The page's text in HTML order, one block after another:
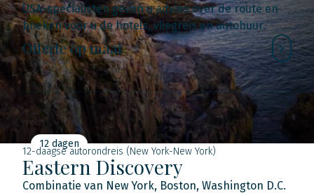
USA-specialisten geven u advies over de route en
boeken voor u de hotels, vliegreis en autohuur.
Offerte op maat
12 dagen
12-daagse autorondreis (New York-New York)
Eastern Discovery
Combinatie van New York, Boston, Washington D.C.